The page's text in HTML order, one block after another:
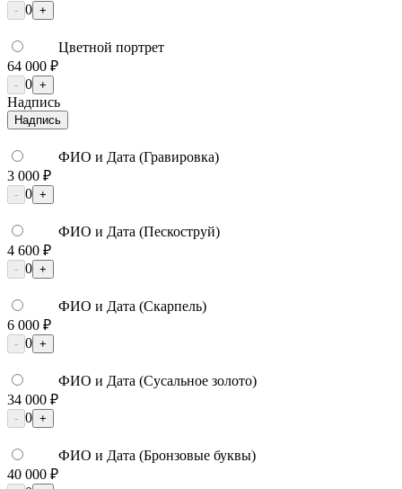
- 0 +
Цветной портрет
64 000 ₽
- 0 +
Надпись
Надпись
ФИО и Дата (Гравировка)
3 000 ₽
- 0 +
ФИО и Дата (Пескоструй)
4 600 ₽
- 0 +
ФИО и Дата (Скарпель)
6 000 ₽
- 0 +
ФИО и Дата (Сусальное золото)
34 000 ₽
- 0 +
ФИО и Дата (Бронзовые буквы)
40 000 ₽